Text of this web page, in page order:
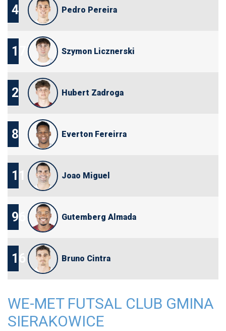
4 Pedro Pereira
17 Szymon Licznerski
2 Hubert Zadroga
8 Everton Fereirra
11 Joao Miguel
96 Gutemberg Almada
16 Bruno Cintra
WE-MET FUTSAL CLUB GMINA
SIERAKOWICE